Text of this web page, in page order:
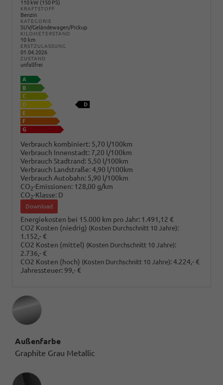
110 kW (150 PS)
KRAFTSTOFF
Benzin
KATEGORIE
SUV/Geländewagen/Pickup
KILOMETERSTAND
10 km
ERSTZULASSUNG
01.04.2026
ZUSTAND
unfallfrei
Verbrauch kombiniert: 5,70 l/100km
Verbrauch Innenstadt: 7,20 l/100km
Verbrauch Stadtrand: 5,50 l/100km
Verbrauch Landstraße:4,90 l/100km
Verbrauch Autobahn: 5,90 l/100km
CO2-Emissionen: 128,00 g/km
CO2-Klasse: D
Download
Energiekosten bei 15.000 km pro Jahr: 1.491,12 €
CO2 Kosten (niedrig) (Kosten Durchschnitt 10 Jahre):
1.152,- €
CO2 Kosten (mittel) (Kosten Durchschnitt 10 Jahre):
2.736,- €
CO2 Kosten (hoch) (Kosten Durchschnitt 10 Jahre):4.224,- €
Jahressteuer: 99,- €
Außenfarbe
Graphite Grau Metallic
Innenausstattung